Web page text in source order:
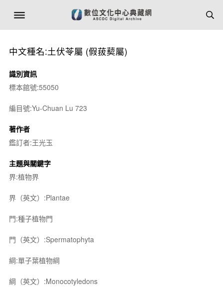
中文種名:土伏苓屬 (假菝葜屬)
識別資訊
標本館號:55050
編目號:Yu-Chuan Lu 723
著作者
鑑訂者:王光玉
主題與關鍵字
界:植物界
界（英文）:Plantae
門:種子植物門
門（英文）:Spermatophyta
綱:單子葉植物綱
綱（英文）:Monocotyledons